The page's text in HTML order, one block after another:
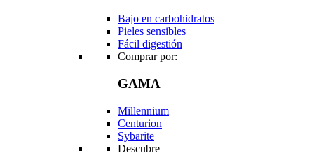
Bajo en carbohidratos
Pieles sensibles
Fácil digestión
Comprar por:
GAMA
Millennium
Centurion
Sybarite
Descubre